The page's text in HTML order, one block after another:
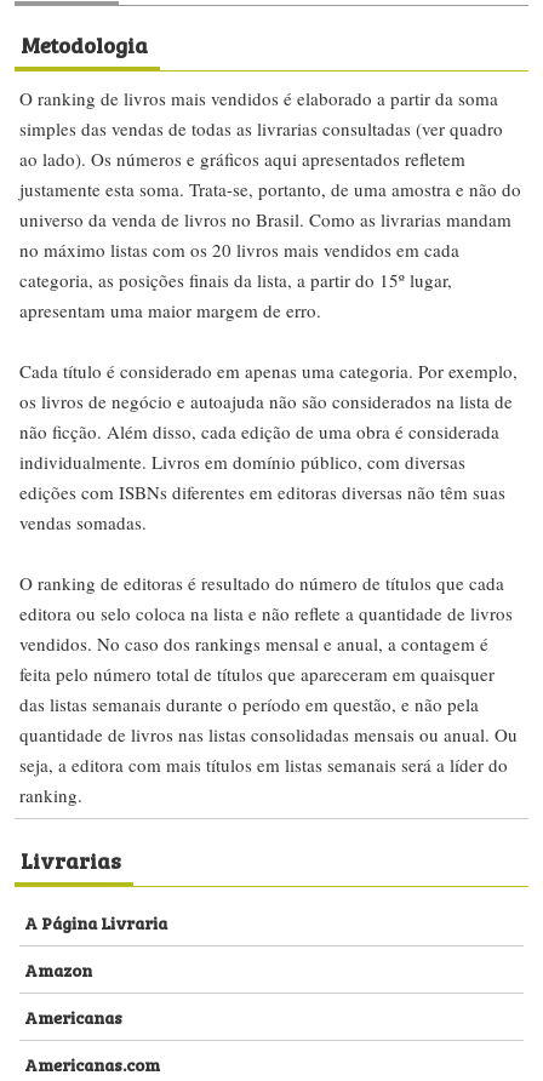
Metodologia
O ranking de livros mais vendidos é elaborado a partir da soma
simples das vendas de todas as livrarias consultadas (ver quadro
ao lado). Os números e gráficos aqui apresentados refletem
justamente esta soma. Trata-se, portanto, de uma amostra e não do
universo da venda de livros no Brasil. Como as livrarias mandam
no máximo listas com os 20 livros mais vendidos em cada
categoria, as posições finais da lista, a partir do 15º lugar,
apresentam uma maior margem de erro.
Cada título é considerado em apenas uma categoria. Por exemplo,
os livros de negócio e autoajuda não são considerados na lista de
não ficção. Além disso, cada edição de uma obra é considerada
individualmente. Livros em domínio público, com diversas
edições com ISBNs diferentes em editoras diversas não têm suas
vendas somadas.
O ranking de editoras é resultado do número de títulos que cada
editora ou selo coloca na lista e não reflete a quantidade de livros
vendidos. No caso dos rankings mensal e anual, a contagem é
feita pelo número total de títulos que apareceram em quaisquer
das listas semanais durante o período em questão, e não pela
quantidade de livros nas listas consolidadas mensais ou anual. Ou
seja, a editora com mais títulos em listas semanais será a líder do
ranking.
Livrarias
A Página Livraria
Amazon
Americanas
Americanas.com